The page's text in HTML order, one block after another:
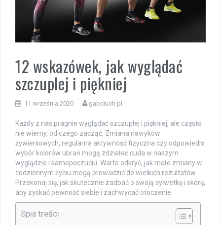
12 wskazówek, jak wyglądać
szczuplej i piękniej
11 września 2020 gabciuch.pl
Każdy z nas pragnie wyglądać szczuplej i piękniej, ale często
nie wiemy, od czego zacząć. Zmiana nawyków
żywieniowych, regularna aktywność fizyczna czy odpowiedni
wybór kolorów ubrań mogą zdziałać cuda w naszym
wyglądzie i samopoczuciu. Warto odkryć, jak małe zmiany w
codziennym życiu mogą prowadzić do wielkich rezultatów.
Przekonaj się, jak skutecznie zadbać o swoją sylwetkę i skórę,
aby zyskać pewność siebie i zachwycać otoczenie.
Spis treści